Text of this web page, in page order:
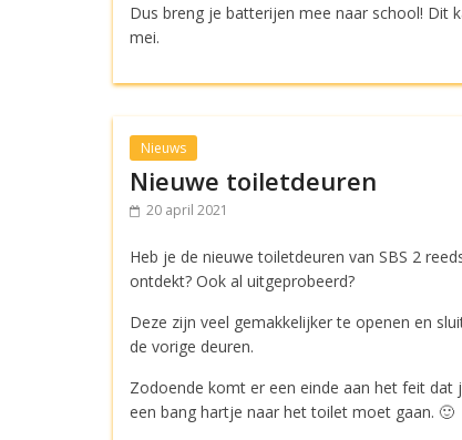
Dus breng je batterijen mee naar school! Dit
mei.
Nieuws
Nieuwe toiletdeuren
20 april 2021
Heb je de nieuwe toiletdeuren van SBS 2
ontdekt? Ook al uitgeprobeerd?
Deze zijn veel gemakkelijker te openen en
de vorige deuren.
Zodoende komt er een einde aan het feit dat
een bang hartje naar het toilet moet gaan. 🙂